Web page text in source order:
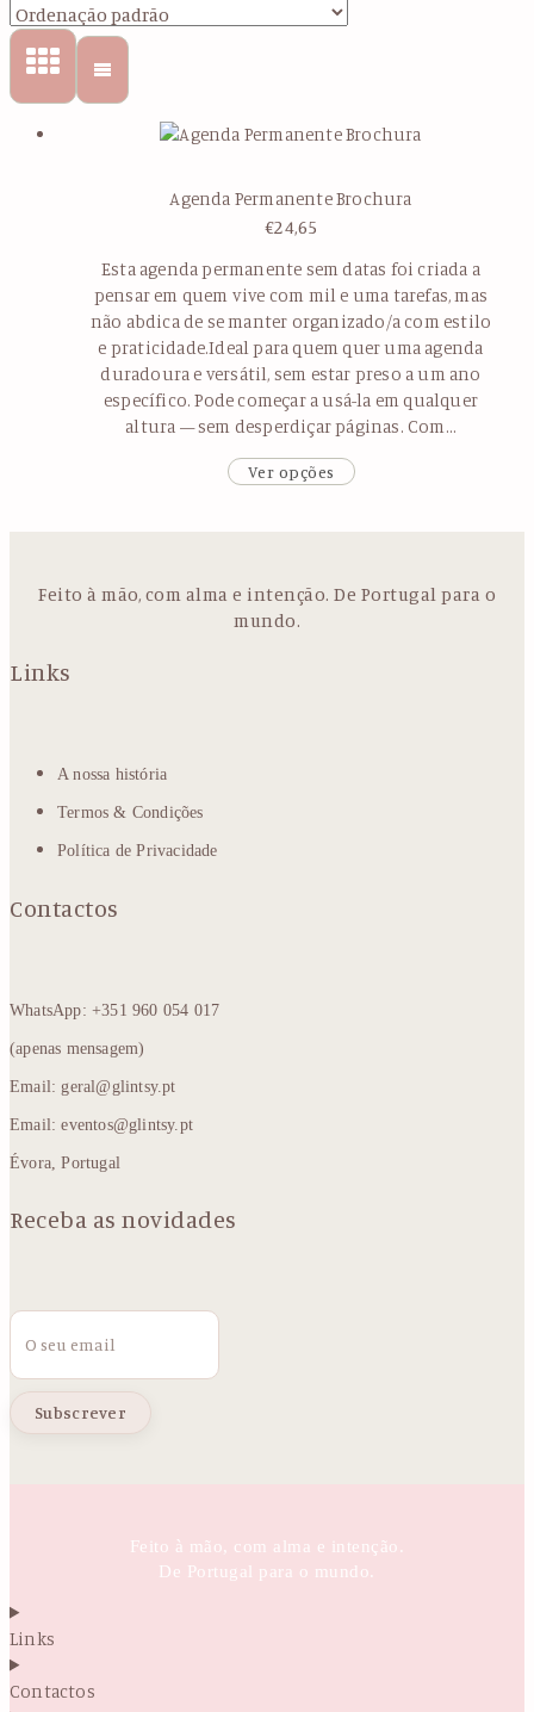
Agenda Permanente Brochura
€24,65
Esta agenda permanente sem datas foi criada a
pensar em quem vive com mil e uma tarefas, mas
não abdica de se manter organizado/a com estilo
e praticidade.Ideal para quem quer uma agenda
duradoura e versátil, sem estar preso a um ano
específico. Pode começar a usá-la em qualquer
altura — sem desperdiçar páginas. Com…
Ver opções
Feito à mão, com alma e intenção. De Portugal para o
mundo.
Links
A nossa história
Termos & Condições
Política de Privacidade
Contactos
WhatsApp: +351 960 054 017
(apenas mensagem)
Email: geral@glintsy.pt
Email: eventos@glintsy.pt
Évora, Portugal
Receba as novidades
Email
Feito à mão, com alma e intenção.
De Portugal para o mundo.
Links
Contactos